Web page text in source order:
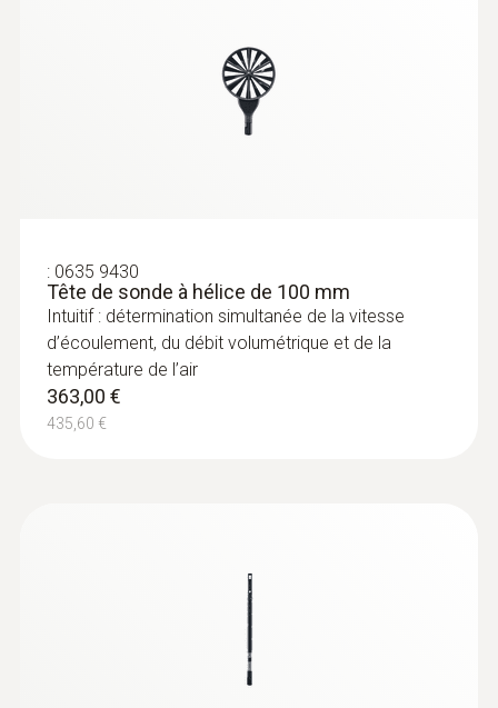
testo 549i - Manomètre haute pression
à commande via Smartphone
Mesure des hautes et basses pressions
93,00 €
111,60 €
Sondes de température
: 0635 9430
Tête de sonde à hélice de 100 mm
Intuitif : détermination simultanée de la vitesse
d’écoulement, du débit volumétrique et de la
température de l’air
363,00 €
435,60 €